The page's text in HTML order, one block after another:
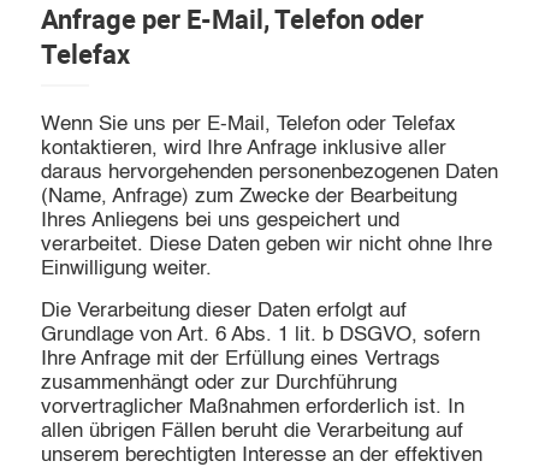
Anfrage per E-Mail, Telefon oder
Telefax
Wenn Sie uns per E-Mail, Telefon oder Telefax
kontaktieren, wird Ihre Anfrage inklusive aller
daraus hervorgehenden personenbezogenen Daten
(Name, Anfrage) zum Zwecke der Bearbeitung
Ihres Anliegens bei uns gespeichert und
verarbeitet. Diese Daten geben wir nicht ohne Ihre
Einwilligung weiter.
Die Verarbeitung dieser Daten erfolgt auf
Grundlage von Art. 6 Abs. 1 lit. b DSGVO, sofern
Ihre Anfrage mit der Erfüllung eines Vertrags
zusammenhängt oder zur Durchführung
vorvertraglicher Maßnahmen erforderlich ist. In
allen übrigen Fällen beruht die Verarbeitung auf
unserem berechtigten Interesse an der effektiven